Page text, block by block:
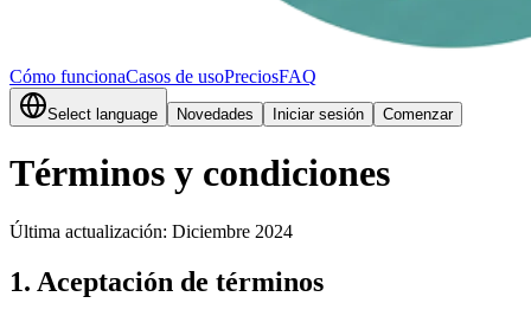
Cómo funcionaCasos de usoPreciosFAQ
Select language Novedades Iniciar sesión Comenzar
Términos y condiciones
Última actualización: Diciembre 2024
1. Aceptación de términos